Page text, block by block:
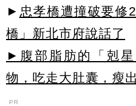
► 忠孝橋遭撞破要修
橋」新北市府說話了
►腹部脂肪的「剋
物，吃走大肚囊，瘦
PR